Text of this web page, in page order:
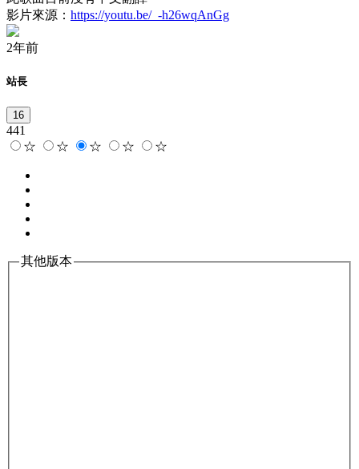
影片來源： https://youtu.be/_-h26wqAnGg
2年前
站長
16
441
☆
☆ ☆ ☆ ☆
其他版本